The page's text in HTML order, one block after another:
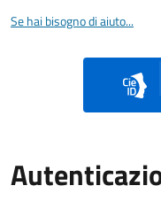
Se hai bisogno di aiuto...